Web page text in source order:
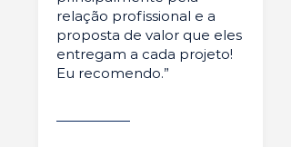
relação profissional e a
proposta de valor que eles
entregam a cada projeto!
Eu recomendo.”